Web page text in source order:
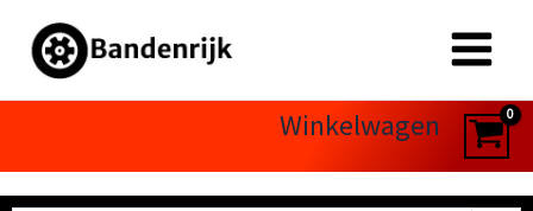
naar
Winkelwagen